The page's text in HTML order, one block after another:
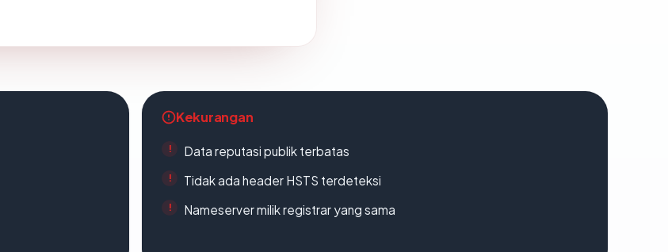
Kekurangan
Data reputasi publik terbatas
Tidak ada header HSTS terdeteksi
Nameserver milik registrar yang sama